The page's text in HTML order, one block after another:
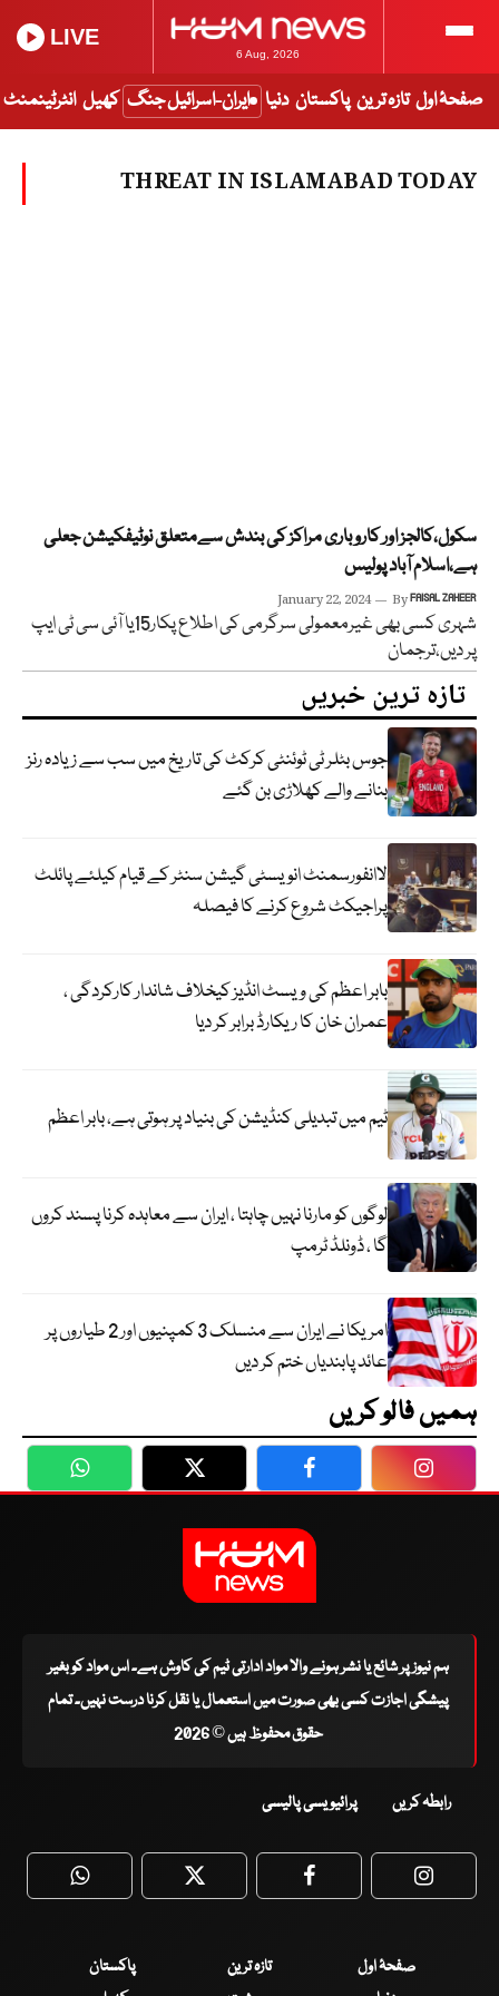
6 Aug, 2026
LIVE
صفحۂ اول تازہ ترین پاکستان دنیا ایران-اسرائیل جنگ کھیل انٹرٹینمنٹ
THREAT IN ISLAMABAD TODAY
سکول،کالجز اور کاروباری مراکز کی بندش سےمتعلق نوٹیفکیشن جعلی
ہے،اسلام آباد پولیس
January 22, 2024 ByFAISAL ZAHEER
شہری کسی بھی غیرمعمولی سرگرمی کی اطلاع پکار15یا آئی سی ٹی ایپ
پر دیں،ترجمان
تازہ ترین خبریں
جوس بٹلر ٹی ٹوئنٹی کرکٹ کی تاریخ میں سب سے زیادہ رنز
بنانے والے کھلاڑی بن گئے
لاانفورسمنٹ انویسٹی گیشن سنٹر کے قیام کیلئے پائلٹ
پراجیکٹ شروع کرنے کا فیصلہ
بابر اعظم کی ویسٹ انڈیز کیخلاف شاندار کارکردگی ،
عمران خان کا ریکارڈ برابر کر دیا
ٹیم میں تبدیلی کنڈیشن کی بنیاد پر ہوتی ہے، بابر اعظم
لوگوں کو مارنا نہیں چاہتا ، ایران سے معاہدہ کرنا پسند کروں
گا ، ڈونلڈ ٹرمپ
امریکا نے ایران سے منسلک 3 کمپنیوں اور 2 طیاروں پر
عائد پابندیاں ختم کر دیں
ہمیں فالو کریں
WhatsApp Twitter Facebook
ہم نیوز پر شائع یا نشر ہونے والا مواد ادارتی ٹیم کی کاوش ہے۔ اس مواد کو بغیر
پیشگی اجازت کسی بھی صورت میں استعمال یا نقل کرنا درست نہیں۔ تمام
حقوق محفوظ ہیں © 2026
رابطہ کریں پرائیویسی پالیسی
WhatsApp Twitter Facebook
صفحۂ اول تازہ ترین
پاکستان